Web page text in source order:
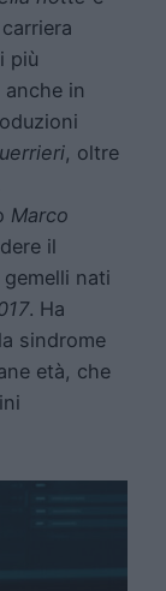
più
in
, oltre
Marco
il
nati
. Ha
sindrome
età, che